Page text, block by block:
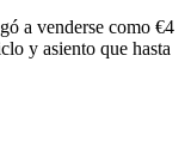
a venderse como €4
y asiento que hasta